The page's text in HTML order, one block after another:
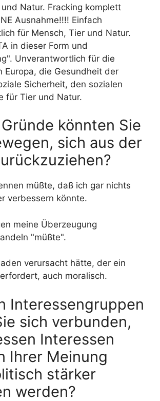
Natur. Fracking komplett
Ausnahme!!!! Einfach
für Mensch, Tier und Natur.
in dieser Form und
Unverantwortlich für die
Europa, die Gesundheit der
Sicherheit, den sozialen
für Tier und Natur.
könnten Sie
sich aus der
müßte, daß ich gar nichts
verbessern könnte.
meine Überzeugung
"müßte".
verursacht hätte, der ein
auch moralisch.
Interessengruppen
sich verbunden,
Interessen
Ihrer Meinung
stärker
werden?